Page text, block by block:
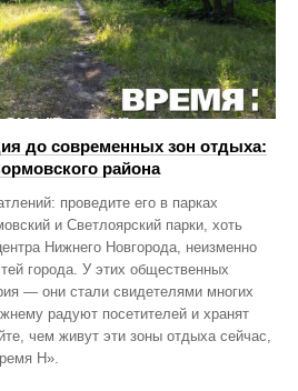
до современных зон отдыха:
района
проведите его в парках
и Светлоярский парки, хоть
Нижнего Новгорода, неизменно
города. У этих общественных
— они стали свидетелями многих
радуют посетителей и хранят
чем живут эти зоны отдыха сейчас,
Н».